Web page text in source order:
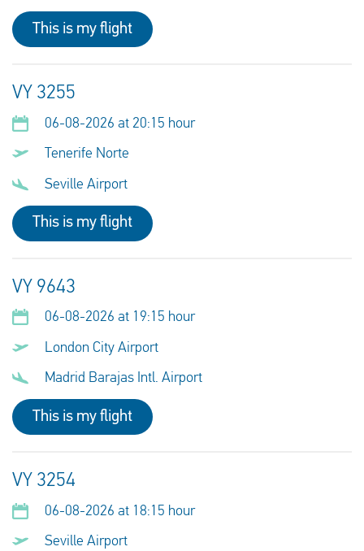
This is my flight
VY 3255
06-08-2026 at 20:15 hour
Tenerife Norte
Seville Airport
This is my flight
VY 9643
06-08-2026 at 19:15 hour
London City Airport
Madrid Barajas Intl. Airport
This is my flight
VY 3254
06-08-2026 at 18:15 hour
Seville Airport